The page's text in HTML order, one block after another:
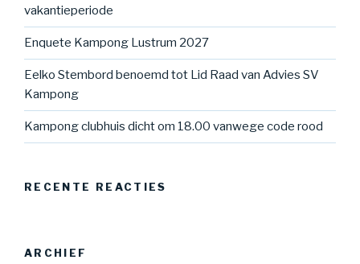
vakantieperiode
Enquete Kampong Lustrum 2027
Eelko Stembord benoemd tot Lid Raad van Advies SV
Kampong
Kampong clubhuis dicht om 18.00 vanwege code rood
RECENTE REACTIES
ARCHIEF